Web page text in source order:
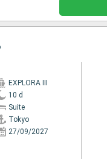
EXPLORA III
10 d
Suite
Tokyo
27/09/2027